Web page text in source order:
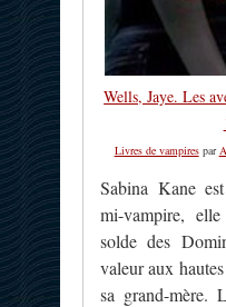
Wells, Jaye. Les
Livres de vampirespar
Sabina Kane
mi-vampire,
solde des
valeur aux
sa grand-mère.